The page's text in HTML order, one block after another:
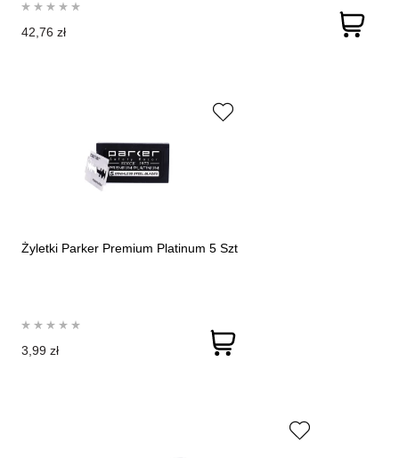
42,76 zł
Żyletki Parker Premium Platinum 5 Szt
3,99 zł